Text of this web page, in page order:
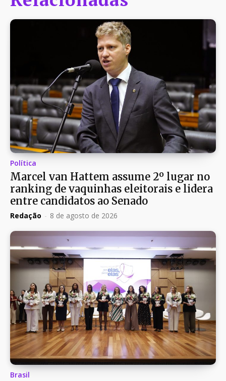
Política
Marcel van Hattem assume 2º lugar no
ranking de vaquinhas eleitorais e lidera
entre candidatos ao Senado
Redação - 8 de agosto de 2026
Brasil